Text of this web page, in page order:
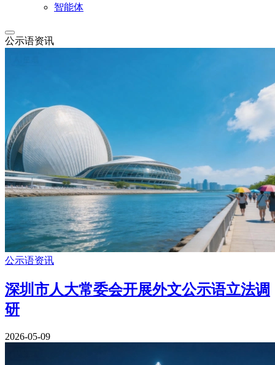
智能体
公示语资讯
公示语资讯
深圳市人大常委会开展外文公示语立法调
研
2026-05-09